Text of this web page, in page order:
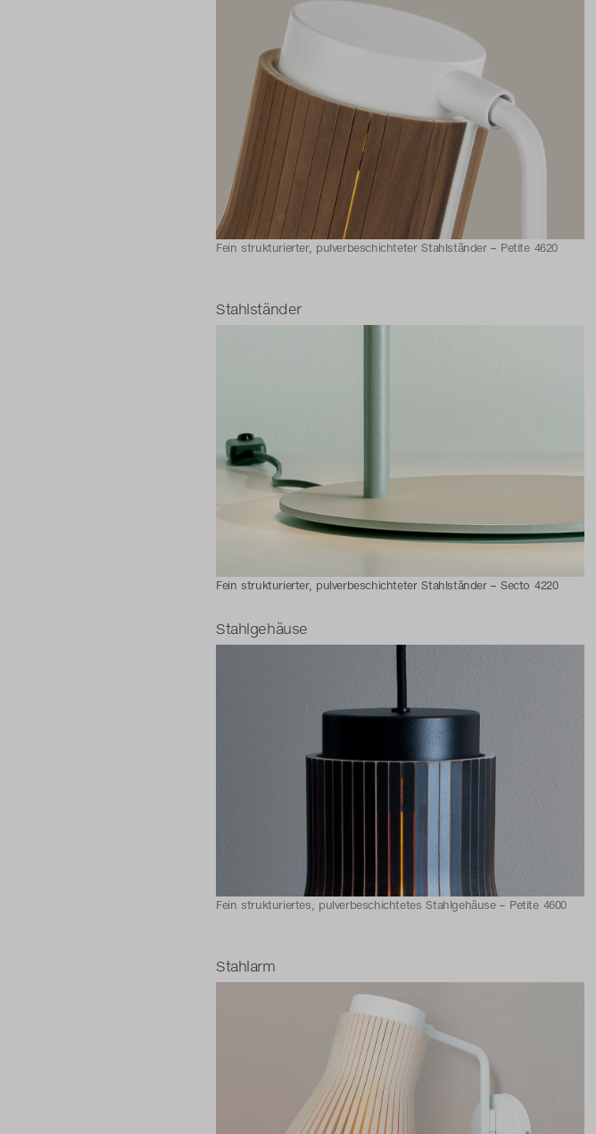
Fein strukturierter, pulverbeschichteter Stahlständer – Petite 4620
Stahlständer
Fein strukturierter, pulverbeschichteter Stahlständer – Secto 4220
Stahlgehäuse
Fein strukturiertes, pulverbeschichtetes Stahlgehäuse – Petite 4600
Stahlarm